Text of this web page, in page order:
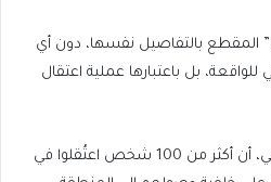
بالتفاصيل نفسها، دون أي
بل باعتبارها عملية اعتقال
وأورد موقع “راديو أوكابي” المحلي، أن أكثر من 100 شخص اعتُقلوا في